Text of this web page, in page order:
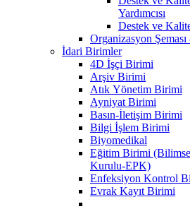
Yardımcısı
Destek ve
Organizasyon Şeması
İdari Birimler
4D İşçi Birimi
Arşiv Birimi
Atık Yönetim Birimi
Ayniyat Birimi
Basın-İletişim Birimi
Bilgi İşlem Birimi
Biyomedikal
Eğitim Birimi
Kurulu-EPK)
Enfeksiyon Kontrol
Evrak Kayıt Birimi